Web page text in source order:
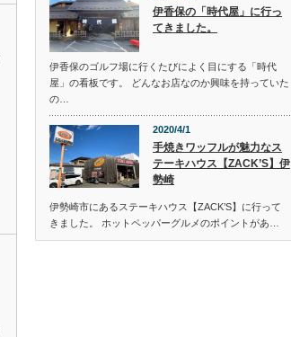
伊香保の「時代屋」に行っ
てきました。
伊香保のゴルフ場に行くたびによく目にする「時代
屋」の看板です。 どんなお店なのか興味を持っていた
の…
2020/4/1
手焼きワッフルが魅力なス
テーキハウス【ZACK’S】伊
勢崎
伊勢崎市にあるステーキハウス【ZACK’S】に行って
きました。 ホットペッパーグルメのポイントがあ…